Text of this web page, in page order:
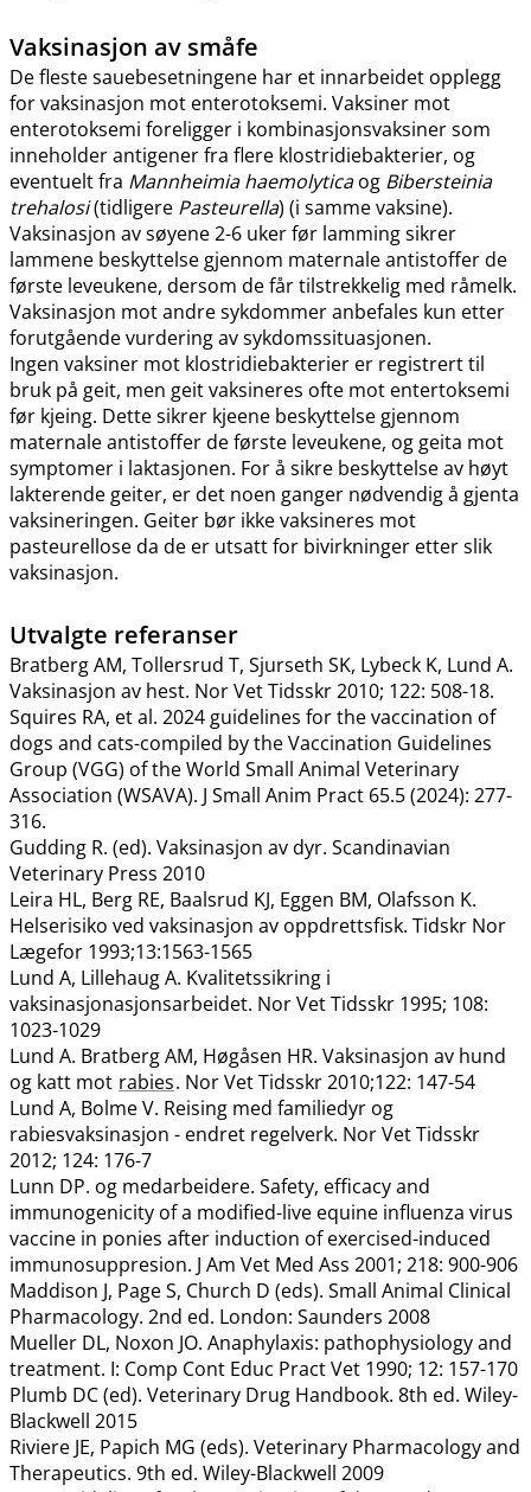
Vaksinasjon av småfe
De fleste sauebesetningene har et innarbeidet opplegg
for vaksinasjon mot enterotoksemi. Vaksiner mot
enterotoksemi foreligger i kombinasjonsvaksiner som
inneholder antigener fra flere klostridiebakterier, og
eventuelt fra Mannheimia haemolyticaog Bibersteinia
trehalosi(tidligere Pasteurella) (i samme vaksine).
Vaksinasjon av søyene 2-6 uker før lamming sikrer
lammene beskyttelse gjennom maternale antistoffer de
første leveukene, dersom de får tilstrekkelig med råmelk.
Vaksinasjon mot andre sykdommer anbefales kun etter
forutgående vurdering av sykdomssituasjonen.
Ingen vaksiner mot klostridiebakterier er registrert til
bruk på geit, men geit vaksineres ofte mot entertoksemi
før kjeing. Dette sikrer kjeene beskyttelse gjennom
maternale antistoffer de første leveukene, og geita mot
symptomer i laktasjonen. For å sikre beskyttelse av høyt
lakterende geiter, er det noen ganger nødvendig å gjenta
vaksineringen. Geiter bør ikke vaksineres mot
pasteurellose da de er utsatt for bivirkninger etter slik
vaksinasjon.
Utvalgte referanser
Bratberg AM, Tollersrud T, Sjurseth SK, Lybeck K, Lund A.
Vaksinasjon av hest. Nor Vet Tidsskr 2010; 122: 508-18.
Squires RA, et al. 2024 guidelines for the vaccination of
dogs and cats-compiled by the Vaccination Guidelines
Group (VGG) of the World Small Animal Veterinary
Association (WSAVA). J Small Anim Pract 65.5 (2024): 277-
316.
Gudding R. (ed). Vaksinasjon av dyr. Scandinavian
Veterinary Press 2010
Leira HL, Berg RE, Baalsrud KJ, Eggen BM, Olafsson K.
Helserisiko ved vaksinasjon av oppdrettsfisk. Tidskr Nor
Lægefor 1993;13:1563-1565
Lund A, Lillehaug A. Kvalitetssikring i
vaksinasjonasjonsarbeidet. Nor Vet Tidsskr 1995; 108:
1023-1029
Lund A. Bratberg AM, Høgåsen HR. Vaksinasjon av hund
og katt mot rabies. Nor Vet Tidsskr 2010;122: 147-54
Lund A, Bolme V. Reising med familiedyr og
rabiesvaksinasjon - endret regelverk. Nor Vet Tidsskr
2012; 124: 176-7
Lunn DP. og medarbeidere. Safety, efficacy and
immunogenicity of a modified-live equine influenza virus
vaccine in ponies after induction of exercised-induced
immunosuppresion. J Am Vet Med Ass 2001; 218: 900-906
Maddison J, Page S, Church D (eds). Small Animal Clinical
Pharmacology. 2nd ed. London: Saunders 2008
Mueller DL, Noxon JO. Anaphylaxis: pathophysiology and
treatment. I: Comp Cont Educ Pract Vet 1990; 12: 157-170
Plumb DC (ed). Veterinary Drug Handbook. 8th ed. Wiley-
Blackwell 2015
Riviere JE, Papich MG (eds). Veterinary Pharmacology and
Therapeutics. 9th ed. Wiley-Blackwell 2009